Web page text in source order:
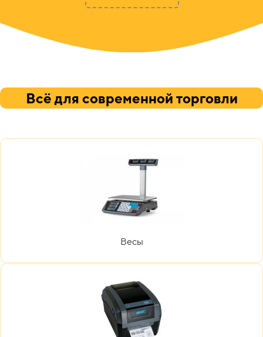
Всё для современной торговли
Весы